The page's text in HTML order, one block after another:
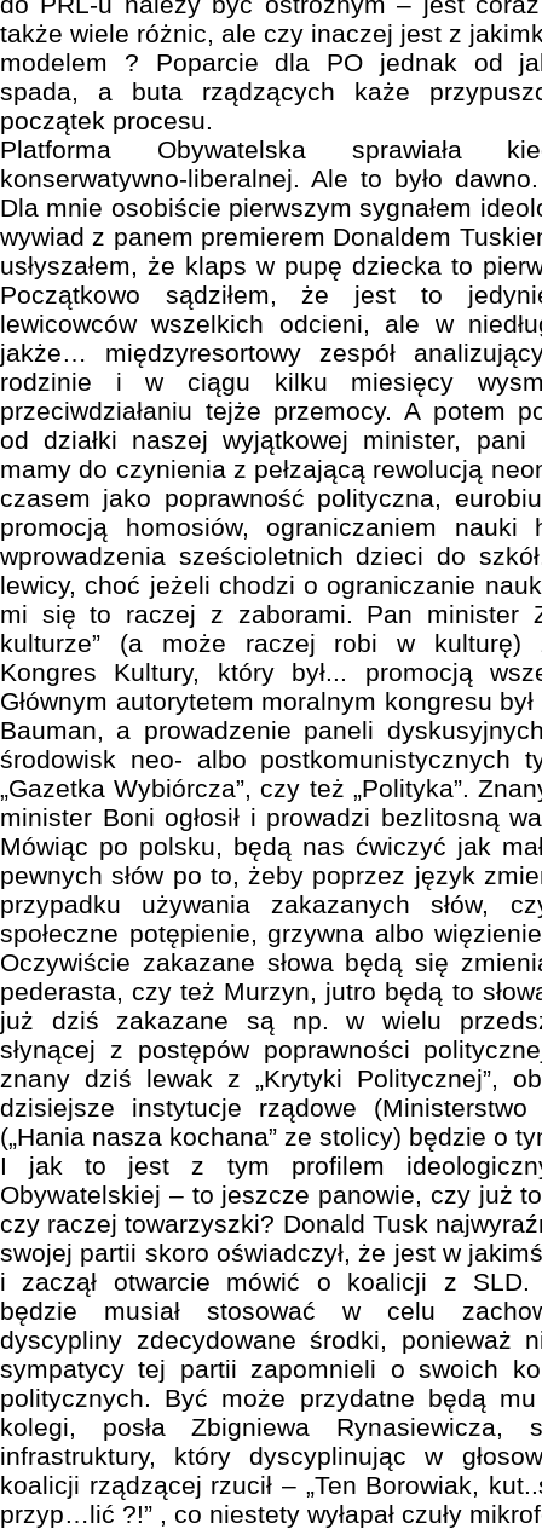
także wiele różnic, ale czy inaczej jest z
modelem ? Poparcie dla PO jednak od
spada, a buta rządzących każe
początek procesu.
Platforma Obywatelska sprawiała
konserwatywno-liberalnej. Ale to było
Dla mnie osobiście pierwszym sygnałem
wywiad z panem premierem Donaldem
usłyszałem, że klaps w pupę dziecka to
Początkowo sądziłem, że jest to
lewicowców wszelkich odcieni, ale w
jakże… międzyresortowy zespół
rodzinie i w ciągu kilku miesięcy
przeciwdziałaniu tejże przemocy. A potem
od działki naszej wyjątkowej minister, pani
mamy do czynienia z pełzającą rewolucją
czasem jako poprawność polityczna,
promocją homosiów, ograniczaniem
wprowadzenia sześcioletnich dzieci do
lewicy, choć jeżeli chodzi o ograniczanie
mi się to raczej z zaborami. Pan minister
kulturze” (a może raczej robi w kulturę)
Kongres Kultury, który był... promocją
Głównym autorytetem moralnym kongresu
Bauman, a prowadzenie paneli
środowisk neo- albo postkomunistycznych
„Gazetka Wybiórcza”, czy też „Polityka”.
minister Boni ogłosił i prowadzi bezlitosną
Mówiąc po polsku, będą nas ćwiczyć jak
pewnych słów po to, żeby poprzez język
przypadku używania zakazanych słów,
społeczne potępienie, grzywna albo
Oczywiście zakazane słowa będą się
pederasta, czy też Murzyn, jutro będą to
już dziś zakazane są np. w wielu
słynącej z postępów poprawności
znany dziś lewak z „Krytyki Politycznej”,
dzisiejsze instytucje rządowe
(„Hania nasza kochana” ze stolicy) będzie o
I jak to jest z tym profilem
Obywatelskiej – to jeszcze panowie, czy już
czy raczej towarzyszki? Donald Tusk
swojej partii skoro oświadczył, że jest w
i zaczął otwarcie mówić o koalicji z SLD.
będzie musiał stosować w celu
dyscypliny zdecydowane środki, ponieważ
sympatycy tej partii zapomnieli o swoich
politycznych. Być może przydatne będą
kolegi, posła Zbigniewa Rynasiewicza,
infrastruktury, który dyscyplinując w
koalicji rządzącej rzucił – „Ten Borowiak,
przyp…lić ?!” , co niestety wyłapał czuły